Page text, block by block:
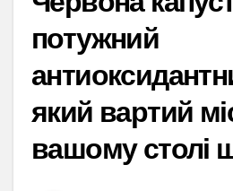
потужний
який вартий
вашому столі